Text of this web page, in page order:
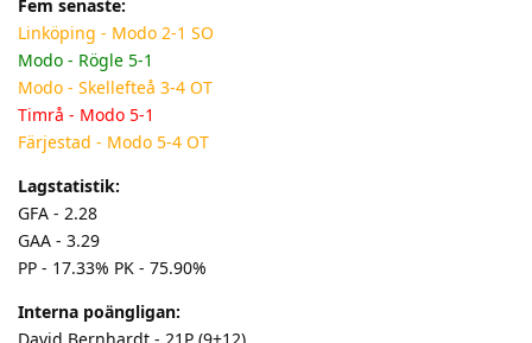
Fem senaste:
Linköping - Modo 2-1 SO
Modo - Rögle 5-1
Modo - Skellefteå 3-4 OT
Timrå - Modo 5-1
Färjestad - Modo 5-4 OT
Lagstatistik:
GFA - 2.28
GAA - 3.29
PP - 17.33% PK - 75.90%
Interna poängligan: